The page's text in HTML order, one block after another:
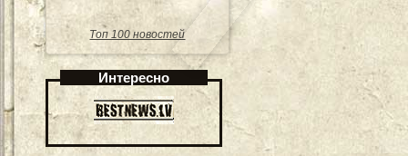
Топ 100 новостей
Интересно